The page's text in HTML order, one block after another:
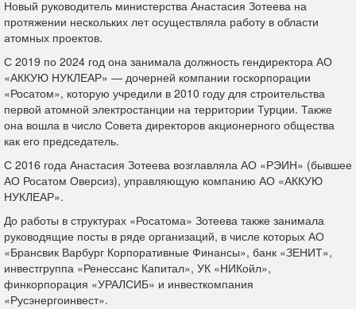
Новый руководитель министерства Анастасия Зотеева на
протяжении нескольких лет осуществляла работу в области
атомных проектов.
С 2019 по 2024 год она занимала должность гендиректора АО
«АККУЮ НУКЛЕАР» — дочерней компании госкорпорации
«Росатом», которую учредили в 2010 году для строительства
первой атомной электростанции на территории Турции. Также
она вошла в число Совета директоров акционерного общества
как его председатель.
С 2016 года Анастасия Зотеева возглавляла АО «РЭИН» (бывшее
АО Росатом Оверсиз), управляющую компанию АО «АККУЮ
НУКЛЕАР».
До работы в структурах «Росатома» Зотеева также занимала
руководящие посты в ряде организаций, в числе которых АО
«Брансвик Варбург Корпоративные Финансы», банк «ЗЕНИТ»,
инвестгруппа «Ренессанс Капитал», УК «НИКойл»,
финкорпорация «УРАЛСИБ» и инвесткомпания
«Русэнергоинвест».